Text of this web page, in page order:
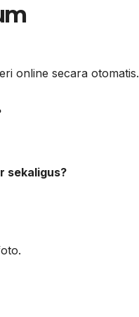
online secara otomatis.
sekaligus?